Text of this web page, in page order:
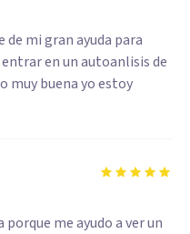
mi gran ayuda para
en un autoanlisis de
muy buena yo estoy
me ayudo a ver un